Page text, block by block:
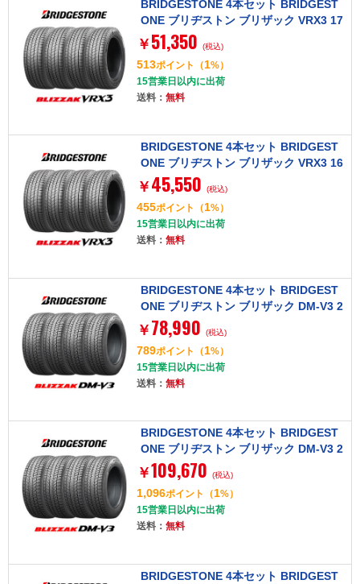
BRIDGESTONE 4本セット BRIDGEST
ONE ブリヂストン ブリザック VRX3 17
5/70R14 84Q タイヤ単品
￥ 51,350 (税込)
513ポイント （1%）
15営業日以内に出荷
送料： 無料
BRIDGESTONE 4本セット BRIDGEST
ONE ブリヂストン ブリザック VRX3 16
5/65R13 77Q タイヤ単品
￥ 45,550 (税込)
455ポイント （1%）
15営業日以内に出荷
送料： 無料
BRIDGESTONE 4本セット BRIDGEST
ONE ブリヂストン ブリザック DM-V3 2
15/70R16 100Q タイヤ単品
￥ 78,990 (税込)
789ポイント （1%）
15営業日以内に出荷
送料： 無料
BRIDGESTONE 4本セット BRIDGEST
ONE ブリヂストン ブリザック DM-V3 2
45/65R17 107Q タイヤ単品
￥109,670 (税込)
1,096ポイント （1%）
15営業日以内に出荷
送料： 無料
BRIDGESTONE 4本セット BRIDGEST